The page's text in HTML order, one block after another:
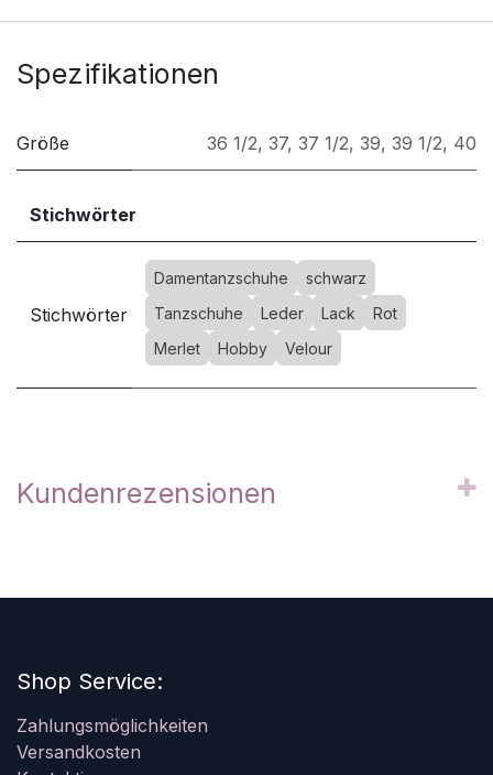
Spezifikationen
Größe 36 1/2, 37, 37 1/2, 39, 39 1/2, 40
Stichwörter
Stichwörter
Damentanzschuhe
schwarz
Tanzschuhe
Leder Lack
Rot
Merlet
Hobby Velour
Kundenrezensionen
Shop Service:
Zahlungsmöglichkeiten
Versandkosten